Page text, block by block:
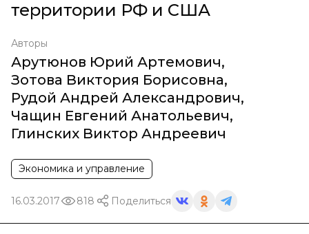
территории РФ и США
Авторы
Арутюнов Юрий Артемович,
Зотова Виктория Борисовна,
Рудой Андрей Александрович,
Чащин Евгений Анатольевич,
Глинских Виктор Андреевич
Экономика и управление
16.03.2017 818 Поделиться